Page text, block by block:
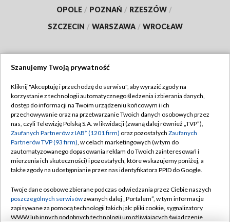
OPOLE / POZNAŃ / RZESZÓW /
SZCZECIN / WARSZAWA / WROCŁAW
TVP
Abonament TVP
Emisja w TVP
Centrum informacji TVP
Naziemna Telewizja Cyfrowa
Rada Programowa
System NOS
Regulamin TVP
Polityka prywatności
Moje zgody
Pomoc
Kontakt
Szanujemy Twoją prywatność
Kliknij "Akceptuję i przechodzę do serwisu", aby wyrazić zgody na
korzystanie z technologii automatycznego śledzenia i zbierania danych,
dostęp do informacji na Twoim urządzeniu końcowym i ich
przechowywanie oraz na przetwarzanie Twoich danych osobowych przez
nas, czyli Telewizję Polską S.A. w likwidacji (zwaną dalej również „TVP”),
Zaufanych Partnerów z IAB* (1201 firm) oraz pozostałych Zaufanych
Partnerów TVP (93 firm), w celach marketingowych (w tym do
zautomatyzowanego dopasowania reklam do Twoich zainteresowań i
mierzenia ich skuteczności) i pozostałych, które wskazujemy poniżej, a
także zgody na udostępnianie przez nas identyfikatora PPID do Google.
Twoje dane osobowe zbierane podczas odwiedzania przez Ciebie naszych
poszczególnych serwisówzwanych dalej „Portalem”, w tym informacje
zapisywane za pomocą technologii takich jak: pliki cookie, sygnalizatory
WWW lub innych podobnych technologii umożliwiających świadczenie